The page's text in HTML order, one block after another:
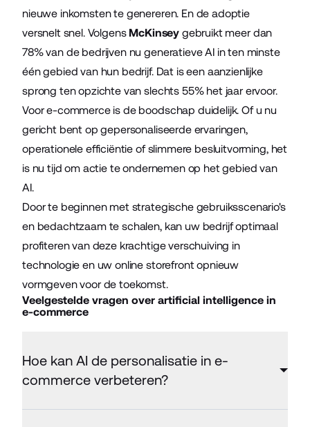
nieuwe inkomsten te genereren. En de adoptie
versnelt snel. Volgens McKinsey gebruikt meer dan
78% van de bedrijven nu generatieve AI in ten minste
één gebied van hun bedrijf. Dat is een aanzienlijke
sprong ten opzichte van slechts 55% het jaar ervoor.
Voor e-commerce is de boodschap duidelijk. Of u nu
gericht bent op gepersonaliseerde ervaringen,
operationele efficiëntie of slimmere besluitvorming, het
is nu tijd om actie te ondernemen op het gebied van
AI.
Door te beginnen met strategische gebruiksscenario's
en bedachtzaam te schalen, kan uw bedrijf optimaal
profiteren van deze krachtige verschuiving in
technologie en uw online storefront opnieuw
vormgeven voor de toekomst.
Veelgestelde vragen over artificial intelligence in
e-commerce
Hoe kan AI de personalisatie in e-
commerce verbeteren?